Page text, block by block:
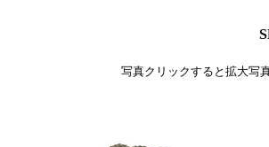
写真クリックすると拡大写